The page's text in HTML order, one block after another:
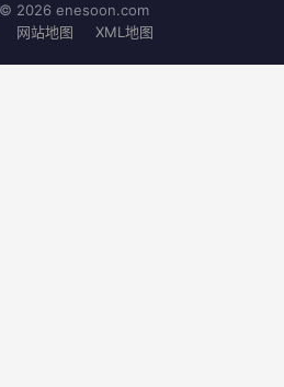
2026 enesoon.com
网站地图 XML地图